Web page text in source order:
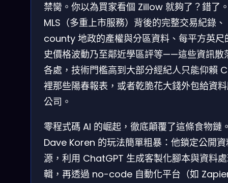
禁臠。你以為買家看個 Zillow 就夠了？錯了
MLS（多重上市服務）背後的完整交易紀錄、
county 地政的產權與分區資料、每平方英尺
史價格波動乃至鄰近學區評等——這些資訊散
各處，技術門檻高到大部分經紀人只能仰賴
裡那些陽春報表，或者乾脆花大錢外包給資
公司。
零程式碼 AI 的崛起，徹底顛覆了這條食物鏈
Dave Koren 的玩法簡單粗暴：他鎖定公開
源，利用 ChatGPT 生成客製化腳本與資料
輯，再透過 no-code 自動化平台（如